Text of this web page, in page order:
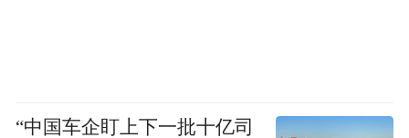
“中国车企盯上下一批十亿司